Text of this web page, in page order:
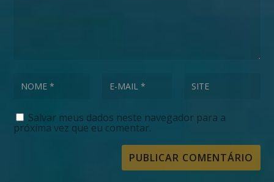
Salvar meus dados neste navegador para a
próxima vez que eu comentar.